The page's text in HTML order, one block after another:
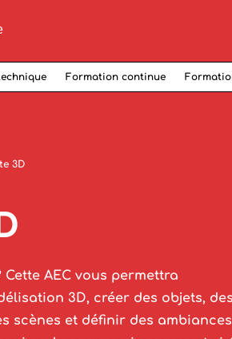
Formation continue
3D
AEC vous permettra
3D, créer des objets, des
scènes et définir des ambiances